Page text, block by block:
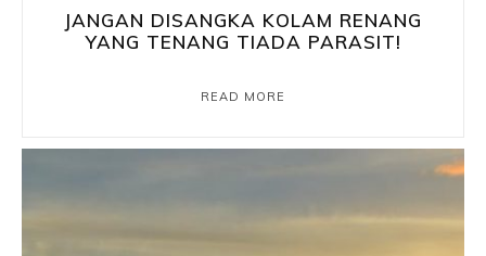
JANGAN DISANGKA KOLAM RENANG
YANG TENANG TIADA PARASIT!
READ MORE